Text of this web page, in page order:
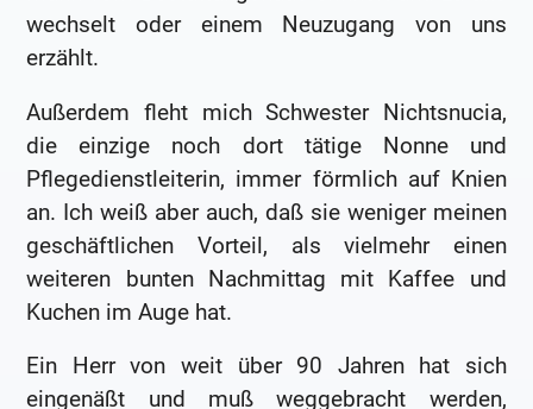
wechselt oder einem Neuzugang von uns
erzählt.
Außerdem fleht mich Schwester Nichtsnucia,
die einzige noch dort tätige Nonne und
Pflegedienstleiterin, immer förmlich auf Knien
an. Ich weiß aber auch, daß sie weniger meinen
geschäftlichen Vorteil, als vielmehr einen
weiteren bunten Nachmittag mit Kaffee und
Kuchen im Auge hat.
Ein Herr von weit über 90 Jahren hat sich
eingenäßt und muß weggebracht werden,